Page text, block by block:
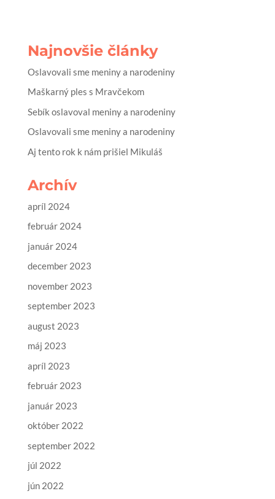
Najnovšie články
Oslavovali sme meniny a narodeniny
Maškarný ples s Mravčekom
Sebík oslavoval meniny a narodeniny
Oslavovali sme meniny a narodeniny
Aj tento rok k nám prišiel Mikuláš
Archív
apríl 2024
február 2024
január 2024
december 2023
november 2023
september 2023
august 2023
máj 2023
apríl 2023
február 2023
január 2023
október 2022
september 2022
júl 2022
jún 2022